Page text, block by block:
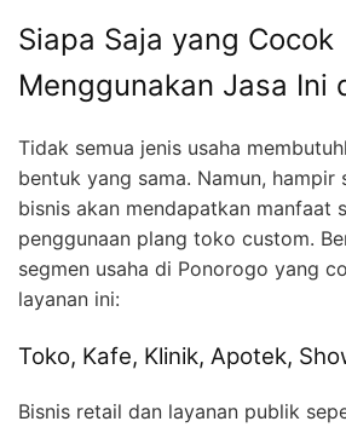
Siapa Saja yang Cocok
Menggunakan Jasa Ini
Tidak semua jenis usaha
bentuk yang sama. Namun, hampir
bisnis akan mendapatkan manfaat
penggunaan plang toko custom.
segmen usaha di Ponorogo yang
layanan ini:
Toko, Kafe, Klinik, Apotek,
Bisnis retail dan layanan publik